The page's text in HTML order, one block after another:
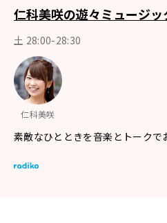
仁科美咲の遊々ミュージッ
土 28:00-28:30
仁科美咲
素敵なひとときを音楽とトークで